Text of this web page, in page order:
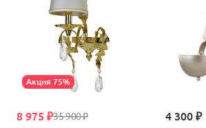
Акция 75%
35 900 ₽
8 975 ₽ 4 300 ₽